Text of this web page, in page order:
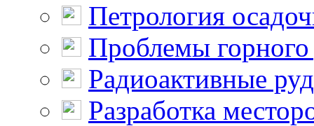
Петрология
Проблемы горного
Радиоактивные
Разработка